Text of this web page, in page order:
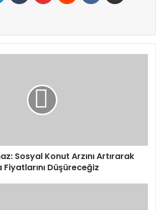
Sosyal Konut Arzını Artırarak
Fiyatlarını Düşüreceğiz